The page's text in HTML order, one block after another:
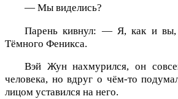
— Мы виделись?
Парень кивнул: — Я, как и вы,
Тёмного Феникса.
Вэй Жун нахмурился, он
человека, но вдруг о чём-то
лицом уставился на него.